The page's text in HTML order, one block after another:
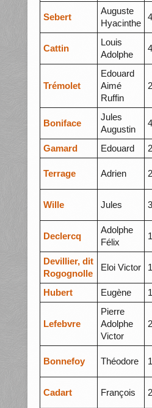
Sebert
Auguste
Hyacinthe
Cattin
Louis
Adolphe
Trémolet
Edouard
Aimé
Ruffin
Boniface
Jules
Augustin
Gamard Edouard
Terrage Adrien
Wille Jules
Declercq
Adolphe
Félix
Devillier, dit
Rogognolle
Eloi Victor
Hubert Eugène
Lefebvre
Pierre
Adolphe
Victor
Bonnefoy Théodore
Cadart François